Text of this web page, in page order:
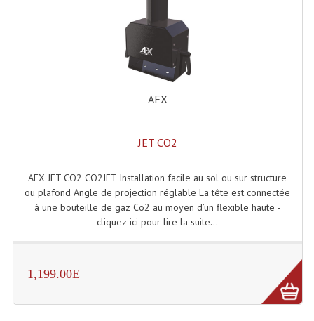
Système Sans Fil In-Ear Monitoring
Table Mixages Et Contrôleurs & Consoles
Tables De Mixage DJ
Controleurs DJ USB / MP3
Consoles Amplifiées
Lumière
Déco Light
AFX
JET CO2
AFX JET CO2 CO2JET Installation facile au sol ou sur structure
ou plafond Angle de projection réglable La tête est connectée
à une bouteille de gaz Co2 au moyen d’un flexible haute -
cliquez-ici pour lire la suite...
1,199.00E